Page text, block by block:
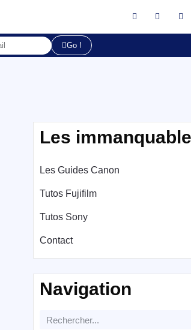
Go !
Les
Les Guides Canon
Tutos Fujifilm
Tutos Sony
Contact
Navigation